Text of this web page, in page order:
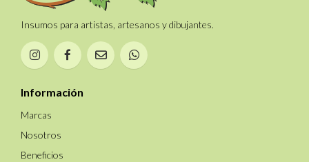
Insumos para artistas, artesanos y dibujantes.
Información
Marcas
Nosotros
Beneficios